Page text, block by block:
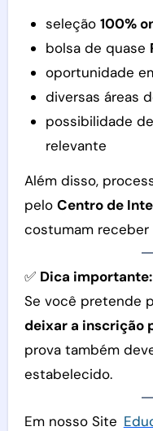
seleção 100%
bolsa de quase
oportunidade
diversas áreas
possibilidade
relevante
Além disso,
pelo Centro de
costumam
✅ Dica importante:
Se você pretende
deixar a inscrição
prova também
estabelecido.
Em nosso Site